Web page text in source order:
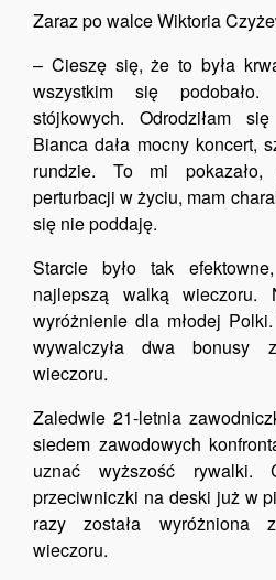
Zaraz po walce Wiktoria
– Cieszę się, że to była
wszystkim się
stójkowych. Odrodziłam
Bianca dała mocny koncert,
rundzie. To mi
perturbacji w życiu, mam
się nie poddaję.
Starcie było tak
najlepszą walką wieczoru.
wyróżnienie dla młodej
wywalczyła dwa bonusy
wieczoru.
Zaledwie 21-letnia
siedem zawodowych
uznać wyższość rywalki.
przeciwniczki na deski już w
razy została wyróżniona
wieczoru.